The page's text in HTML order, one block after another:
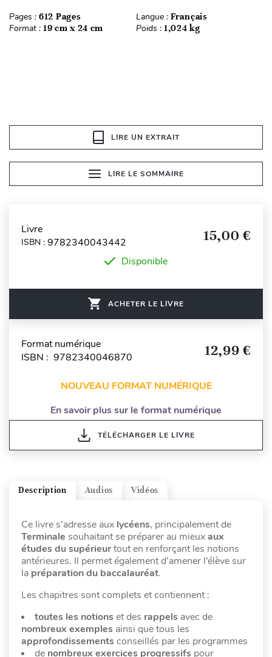
Pages : 612 Pages Langue : Français
Format : 19 cm x 24 cm Poids : 1,024 kg
LIRE UN EXTRAIT
LIRE LE SOMMAIRE
Livre
ISBN : 9782340043442 15,00 €
Disponible
ACHETER LE LIVRE
Format numérique
ISBN : 9782340046870
12,99 €
NOUVEAU FORMAT NUMÉRIQUE
En savoir plus sur le format numérique
TÉLÉCHARGER LE LIVRE
Vidéos
Audios
Description
Ce livre s’adresse aux lycéens, principalement de
Terminale souhaitant se préparer au mieuxaux
études du supérieurtout en renforçant les notions
antérieures. Il permet également d’amener l’élève sur
la préparation du baccalauréat.
Les chapitres sont complets et contiennent :
toutes les notions et des rappels avec de
nombreux exemples ainsi que tous les
approfondissements conseillés par les programmes
de nombreux exercices progressifs pour